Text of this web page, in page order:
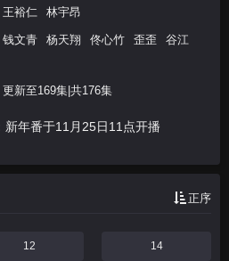
王裕仁 林宇昂
钱文青 杨天翔 佟心竹 歪歪
谷江
新至169集|共176集
新年番于11月25日11点开播
正序
12 14